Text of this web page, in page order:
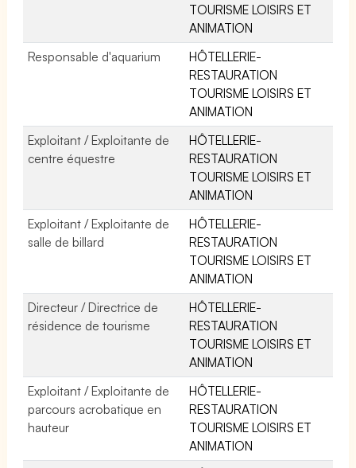
TOURISME LOISIRS ET
ANIMATION
Responsable d'aquarium
HÔTELLERIE-
RESTAURATION
TOURISME LOISIRS ET
ANIMATION
Exploitant / Exploitante de
centre équestre
HÔTELLERIE-
RESTAURATION
TOURISME LOISIRS ET
ANIMATION
Exploitant / Exploitante de
salle de billard
HÔTELLERIE-
RESTAURATION
TOURISME LOISIRS ET
ANIMATION
Directeur / Directrice de
résidence de tourisme
HÔTELLERIE-
RESTAURATION
TOURISME LOISIRS ET
ANIMATION
Exploitant / Exploitante de
parcours acrobatique en
hauteur
HÔTELLERIE-
RESTAURATION
TOURISME LOISIRS ET
ANIMATION